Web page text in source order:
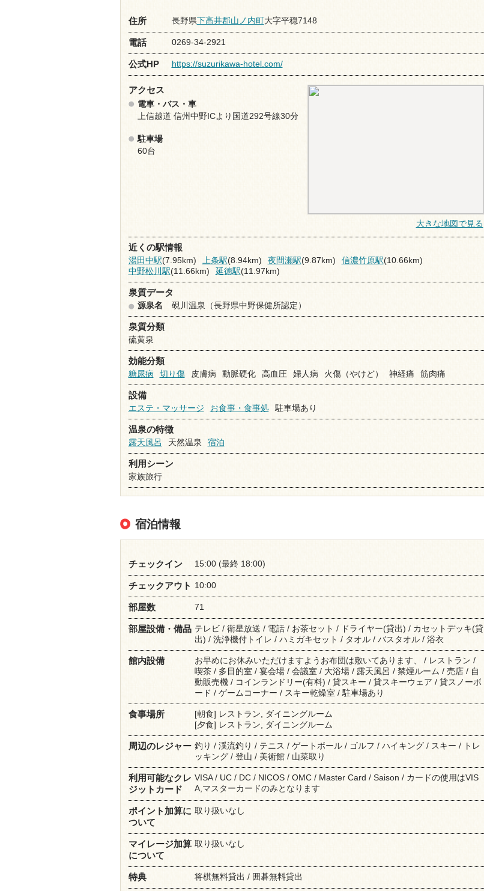
住所 長野県下高井郡山ノ内町大字平穏7148
電話 0269-34-2921
公式HP https://suzurikawa-hotel.com/
アクセス
電車・バス・車
上信越道 信州中野ICより国道292号線30分
駐車場
60台
大きな地図で見る
近くの駅情報
湯田中駅(7.95km) 上条駅(8.94km) 夜間瀬駅(9.87km) 信濃竹原駅(10.66km)
中野松川駅(11.66km) 延徳駅(11.97km)
泉質データ
源泉名
硯川温泉（長野県中野保健所認定）
泉質分類
硫黄泉
効能分類
糖尿病
切り傷 皮膚病 動脈硬化 高血圧 婦人病 火傷（やけど） 神経痛 筋肉痛
設備
エステ・マッサージ
お食事・食事処 駐車場あり
温泉の特徴
露天風呂
天然温泉 宿泊
利用シーン
家族旅行
宿泊情報
チェックイン 15:00 (最終 18:00)
チェックアウト 10:00
部屋数 71
部屋設備・備品 テレビ / 衛星放送 / 電話 / お茶セット / ドライヤー(貸出) / カセットデッキ(貸
出) / 洗浄機付トイレ / ハミガキセット / タオル / バスタオル / 浴衣
館内設備
お早めにお休みいただけますようお布団は敷いてあります、 / レストラン /
喫茶 / 多目的室 / 宴会場 / 会議室 / 大浴場 / 露天風呂 / 禁煙ルーム / 売店 / 自
動販売機 / コインランドリー(有料) / 貸スキー / 貸スキーウェア / 貸スノーボ
ード / ゲームコーナー / スキー乾燥室 / 駐車場あり
食事場所
[朝食] レストラン, ダイニングルーム
[夕食] レストラン, ダイニングルーム
周辺のレジャー 釣り / 渓流釣り / テニス / ゲートボール / ゴルフ / ハイキング / スキー / トレ
ッキング / 登山 / 美術館 / 山菜取り
利用可能なクレ
ジットカード
VISA / UC / DC / NICOS / OMC / Master Card / Saison / カードの使用はVIS
A,マスターカードのみとなります
ポイント加算に
ついて
取り扱いなし
マイレージ加算
について
取り扱いなし
特典 将棋無料貸出 / 囲碁無料貸出